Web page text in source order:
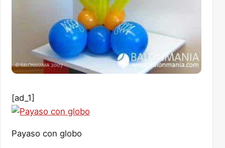
[ad_1]
Payaso con globo